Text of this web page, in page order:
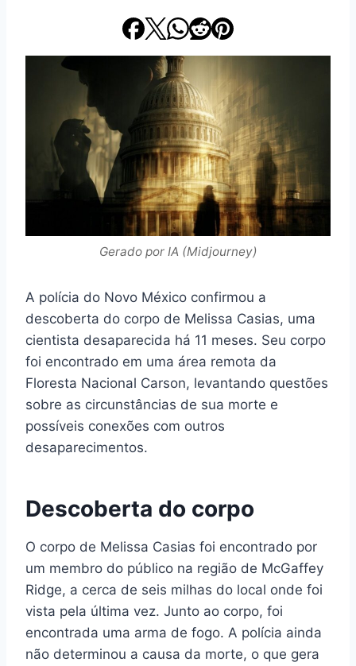
Gerado por IA (Midjourney)
A polícia do Novo México confirmou a
descoberta do corpo de Melissa Casias, uma
cientista desaparecida há 11 meses. Seu corpo
foi encontrado em uma área remota da
Floresta Nacional Carson, levantando questões
sobre as circunstâncias de sua morte e
possíveis conexões com outros
desaparecimentos.
Descoberta do corpo
O corpo de Melissa Casias foi encontrado por
um membro do público na região de McGaffey
Ridge, a cerca de seis milhas do local onde foi
vista pela última vez. Junto ao corpo, foi
encontrada uma arma de fogo. A polícia ainda
não determinou a causa da morte, o que gera